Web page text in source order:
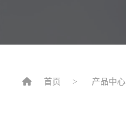
首页 产品中心